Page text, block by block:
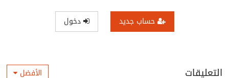
حساب جديد دخول
التعليقات الأفضل